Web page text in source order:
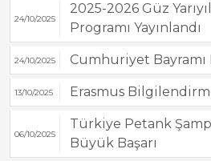
24/10/2025
2025-2026 Güz
Programı Yayınlandı
24/10/2025 Cumhuriyet Bayramı
13/10/2025 Erasmus
06/10/2025
Türkiye Petank
Büyük Başarı